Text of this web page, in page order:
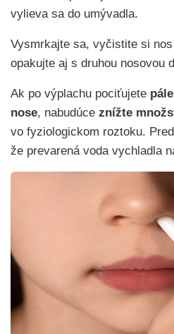
vylieva sa do umývadla.
Vysmrkajte sa, vyčistite si
opakujte aj s druhou nosovou
Ak po výplachu pociťujete
nose, nabudúce znížte
vo fyziologickom roztoku.
že prevarená voda vychladla